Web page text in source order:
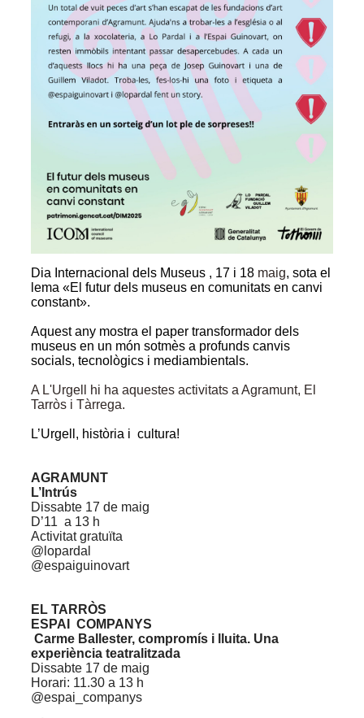
Dia Internacional dels Museus , 17 i 18 maig, sota el
lema «El futur dels museus en comunitats en canvi
constant».
Aquest any mostra el paper transformador dels
museus en un món sotmès a profunds canvis
socials, tecnològics i mediambientals.
A L'Urgell hi ha aquestes activitats a Agramunt, El
Tarròs i Tàrrega.
L’Urgell, història i cultura!
AGRAMUNT
L’Intrús
Dissabte 17 de maig
D’11 a 13 h
Activitat gratuïta
@lopardal
@espaiguinovart
EL TARRÒS
ESPAI COMPANYS
Carme Ballester, compromís i lluita. Una
experiència teatralitzada
Dissabte 17 de maig
Horari: 11.30 a 13 h
@espai_companys